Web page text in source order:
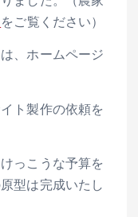
をご覧ください）
、ホームページ
ト製作の依頼を
っこうな予算を
型は完成いたし